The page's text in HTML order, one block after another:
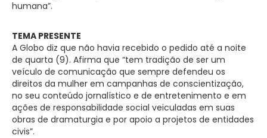
humana”.
TEMA PRESENTE
A Globo diz que não havia recebido o pedido até a noite
de quarta (9). Afirma que “tem tradição de ser um
veículo de comunicação que sempre defendeu os
direitos da mulher em campanhas de conscientização,
no seu conteúdo jornalístico e de entretenimento e em
ações de responsabilidade social veiculadas em suas
obras de dramaturgia e por apoio a projetos de entidades
civis”.